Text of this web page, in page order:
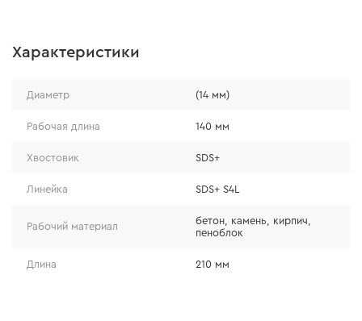
Характеристики
Диаметр (14 мм)
Рабочая длина 140 мм
Хвостовик SDS+
Линейка SDS+ S4L
Рабочий материал
бетон, камень, кирпич,
пеноблок
Длина 210 мм